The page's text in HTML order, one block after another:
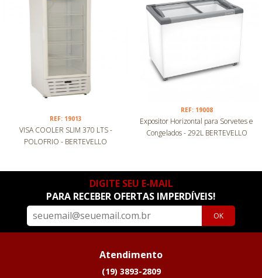
REF: 19013
VISA COOLER SLIM 370 LTS -
POLOFRIO - BERTEVELLO
REF: 19008
Expositor Horizontal para Sorvetes e
Congelados - 292L BERTEVELLO
DIGITE SEU E-MAIL
PARA RECEBER OFERTAS IMPERDÍVEIS!
OK
Atendimento
(19) 3893-2809